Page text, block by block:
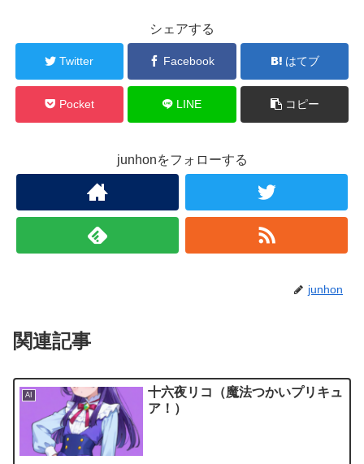
シェアする
Twitter Facebook はてブ
Pocket LINE コピー
junhonをフォローする
junhon
関連記事
AI
十六夜リコ（魔法つかいプリキュ
ア！）